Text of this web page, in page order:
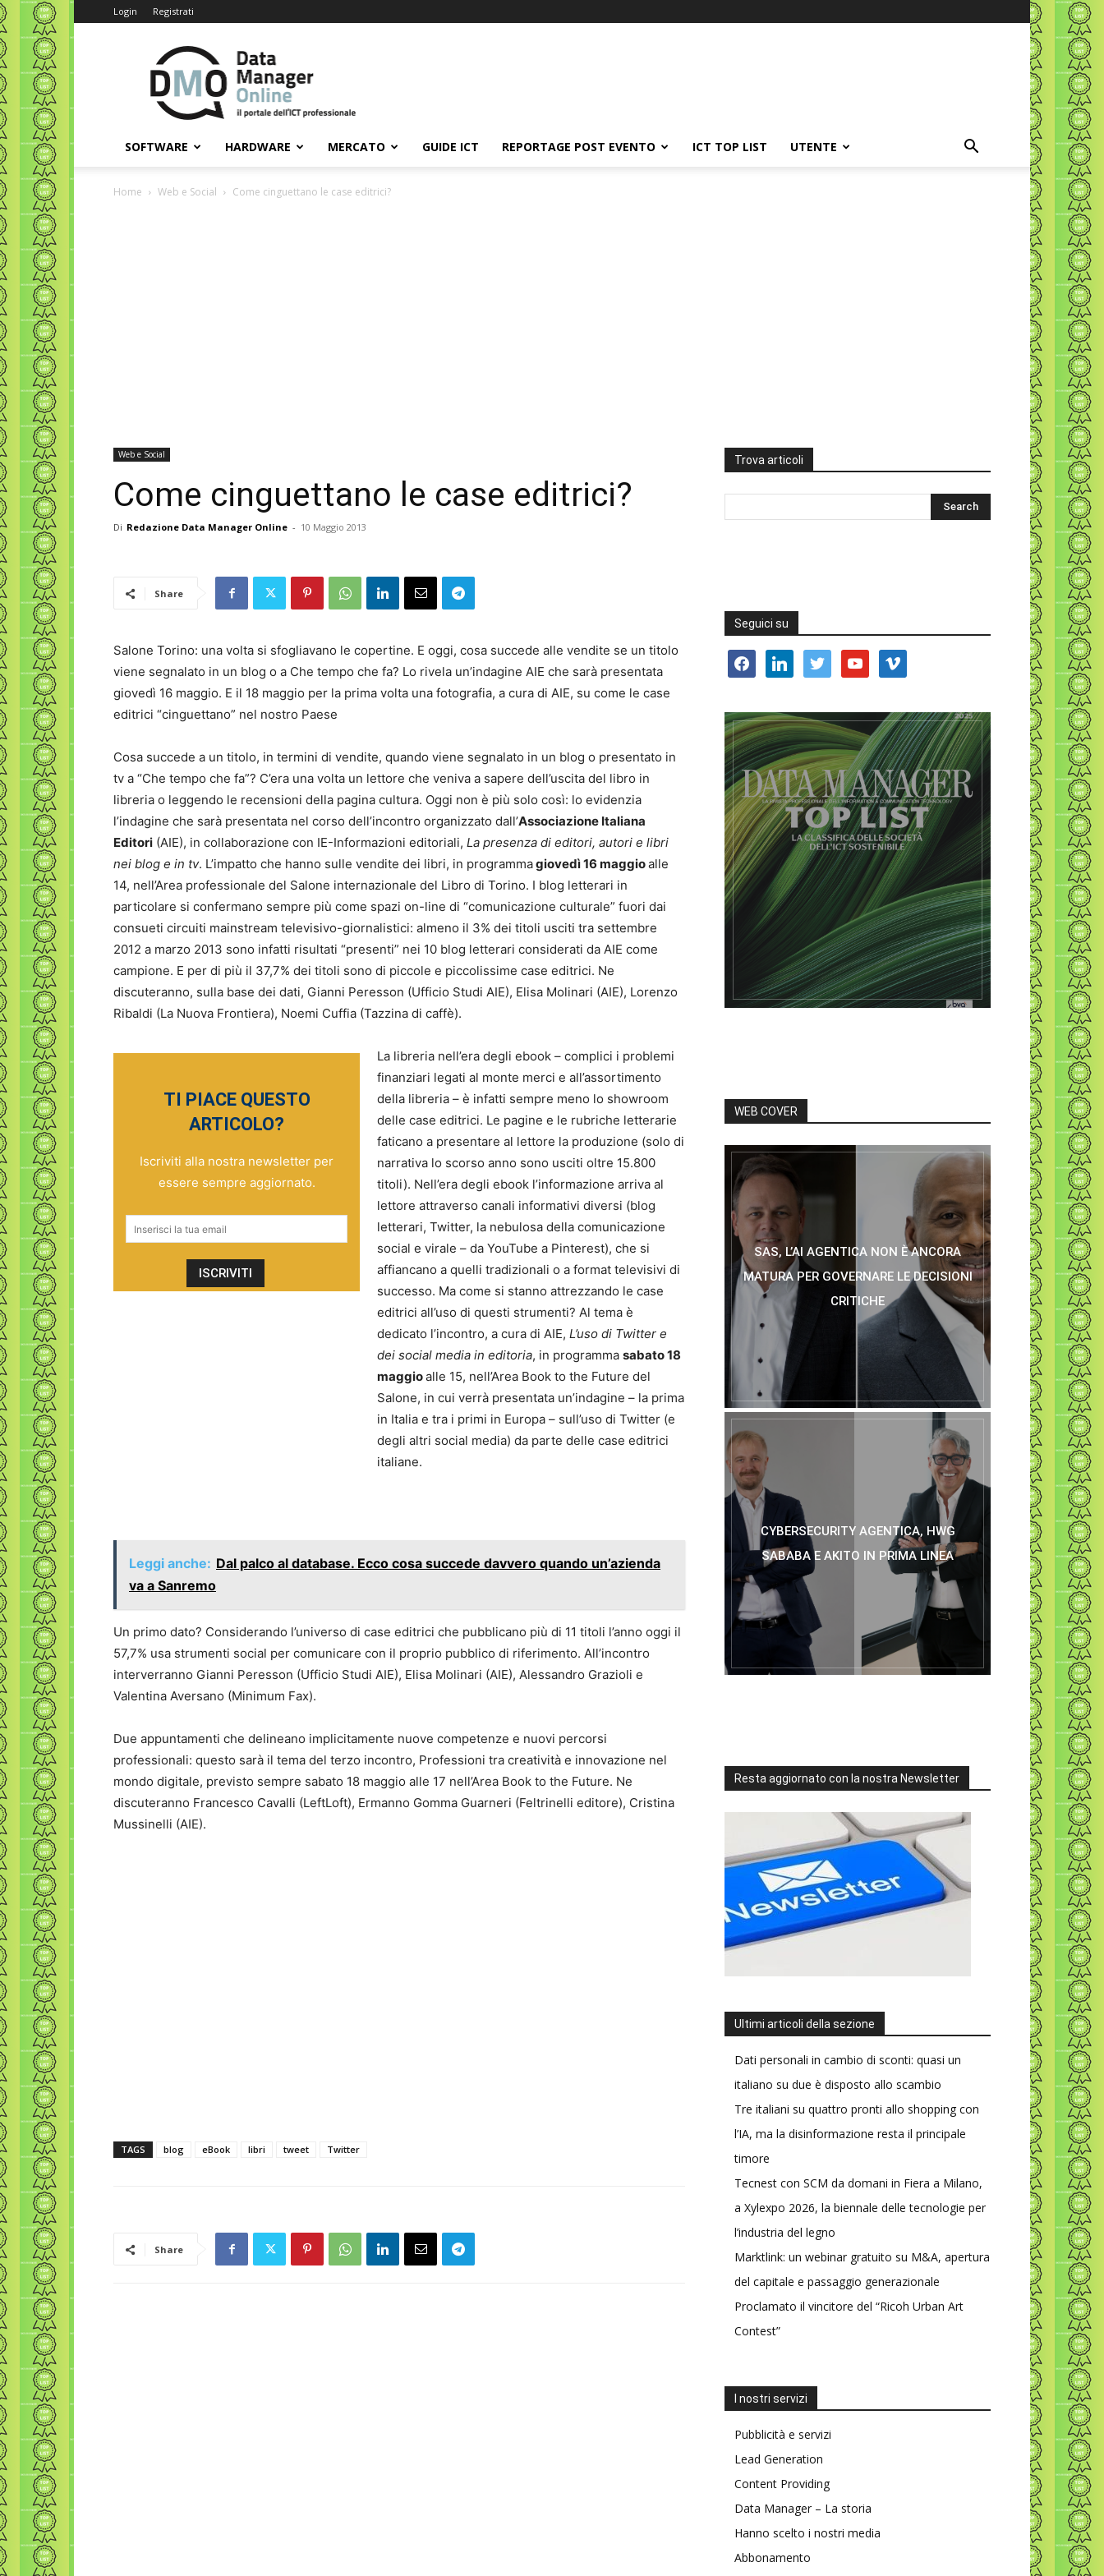
Login Registrati
Data
Manager
Online
SOFTWARE HARDWARE MERCATO GUIDE ICT REPORTAGE POST EVENTO ICT TOP LIST UTENTE
Home Web e Social Come cinguettano le case editrici?
Web e Social
Come cinguettano le case editrici?
Di Redazione Data Manager Online - 10 Maggio 2013
Share
Salone Torino: una volta si sfogliavano le copertine. E oggi, cosa succede alle vendite se un titolo
viene segnalato in un blog o a Che tempo che fa? Lo rivela un’indagine AIE che sarà presentata
giovedì 16 maggio. E il 18 maggio per la prima volta una fotografia, a cura di AIE, su come le case
editrici “cinguettano” nel nostro Paese
Cosa succede a un titolo, in termini di vendite, quando viene segnalato in un blog o presentato in
tv a “Che tempo che fa”? C’era una volta un lettore che veniva a sapere dell’uscita del libro in
libreria o leggendo le recensioni della pagina cultura. Oggi non è più solo così: lo evidenzia
l’indagine che sarà presentata nel corso dell’incontro organizzato dall’Associazione Italiana
Editori (AIE), in collaborazione con IE-Informazioni editoriali, La presenza di editori, autori e libri
nei blog e in tv. L’impatto che hanno sulle vendite dei libri, in programmagiovedì 16 maggioalle
14, nell’Area professionale del Salone internazionale del Libro di Torino. I blog letterari in
particolare si confermano sempre più come spazi on-line di “comunicazione culturale” fuori dai
consueti circuiti mainstream televisivo-giornalistici: almeno il 3% dei titoli usciti tra settembre
2012 a marzo 2013 sono infatti risultati “presenti” nei 10 blog letterari considerati da AIE come
campione. E per di più il 37,7% dei titoli sono di piccole e piccolissime case editrici. Ne
discuteranno, sulla base dei dati, Gianni Peresson (Ufficio Studi AIE), Elisa Molinari (AIE), Lorenzo
Ribaldi (La Nuova Frontiera), Noemi Cuffia (Tazzina di caffè).
TI PIACE QUESTO
ARTICOLO?
Iscriviti alla nostra newsletter per
essere sempre aggiornato.
La libreria nell’era degli ebook – complici i problemi
finanziari legati al monte merci e all’assortimento
della libreria – è infatti sempre meno lo showroom
delle case editrici. Le pagine e le rubriche letterarie
faticano a presentare al lettore la produzione (solo di
narrativa lo scorso anno sono usciti oltre 15.800
titoli). Nell’era degli ebook l’informazione arriva al
lettore attraverso canali informativi diversi (blog
letterari, Twitter, la nebulosa della comunicazione
social e virale – da YouTube a Pinterest), che si
affiancano a quelli tradizionali o a format televisivi di
successo. Ma come si stanno attrezzando le case
editrici all’uso di questi strumenti? Al tema è
dedicato l’incontro, a cura di AIE, L’uso di Twitter e
dei social media in editoria, in programma sabato 18
maggioalle 15, nell’Area Book to the Future del
Salone, in cui verrà presentata un’indagine – la prima
in Italia e tra i primi in Europa – sull’uso di Twitter (e
degli altri social media) da parte delle case editrici
italiane.
Leggi anche: Dal palco al database. Ecco cosa succede davvero quando un’azienda
va a Sanremo
Un primo dato? Considerando l’universo di case editrici che pubblicano più di 11 titoli l’anno oggi il
57,7% usa strumenti social per comunicare con il proprio pubblico di riferimento. All’incontro
interverranno Gianni Peresson (Ufficio Studi AIE), Elisa Molinari (AIE), Alessandro Grazioli e
Valentina Aversano (Minimum Fax).
Due appuntamenti che delineano implicitamente nuove competenze e nuovi percorsi
professionali: questo sarà il tema del terzo incontro, Professioni tra creatività e innovazione nel
mondo digitale, previsto sempre sabato 18 maggio alle 17 nell’Area Book to the Future. Ne
discuteranno Francesco Cavalli (LeftLoft), Ermanno Gomma Guarneri (Feltrinelli editore), Cristina
Mussinelli (AIE).
TAGS blog eBook libri tweet Twitter
Share
Trova articoli
Seguici su
facebooklinkedin twitter youtube vimeo
WEB COVER
SAS, L’AI AGENTICA NON È ANCORA
MATURA PER GOVERNARE LE DECISIONI
CRITICHE
CYBERSECURITY AGENTICA, HWG
SABABA E AKITO IN PRIMA LINEA
Resta aggiornato con la nostra Newsletter
Ultimi articoli della sezione
Dati personali in cambio di sconti: quasi un
italiano su due è disposto allo scambio
Tre italiani su quattro pronti allo shopping con
l’IA, ma la disinformazione resta il principale
timore
Tecnest con SCM da domani in Fiera a Milano,
a Xylexpo 2026, la biennale delle tecnologie per
l’industria del legno
Marktlink: un webinar gratuito su M&A, apertura
del capitale e passaggio generazionale
Proclamato il vincitore del “Ricoh Urban Art
Contest”
I nostri servizi
Pubblicità e servizi
Lead Generation
Content Providing
Data Manager – La storia
Hanno scelto i nostri media
Abbonamento